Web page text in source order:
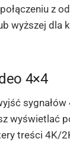
z
wyższej dla
4×4
wyświetlać
treści 4K/